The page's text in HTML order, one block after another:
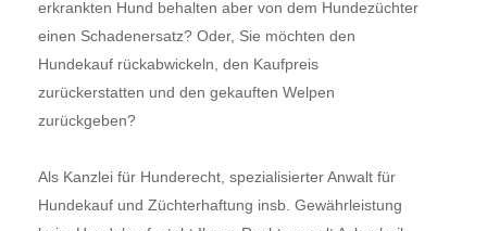
erkrankten Hund behalten aber von dem Hundezüchter
einen Schadenersatz? Oder, Sie möchten den
Hundekauf rückabwickeln, den Kaufpreis
zurückerstatten und den gekauften Welpen
zurückgeben?
Als Kanzlei für Hunderecht, spezialisierter Anwalt für
Hundekauf und Züchterhaftung insb. Gewährleistung